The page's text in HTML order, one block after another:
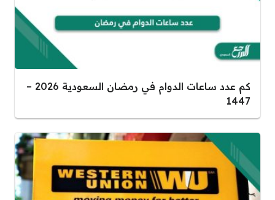
كم عدد ساعات الدوام في رمضان السعودية 2026 –
1447